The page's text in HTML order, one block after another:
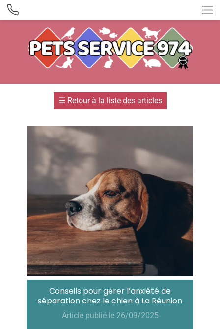
☰ Retour à la liste des articles
Conseils pour gérer l’anxiété de
séparation chez le chien à La Réunion
Article publié le 26/09/2025